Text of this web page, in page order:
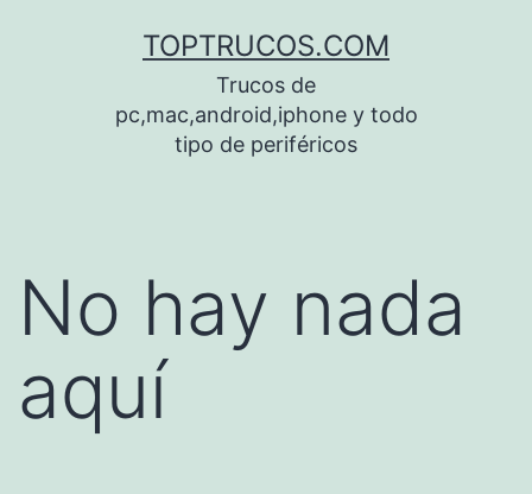
TOPTRUCOS.COM
Trucos de
pc,mac,android,iphone y todo
tipo de periféricos
No hay nada
aquí